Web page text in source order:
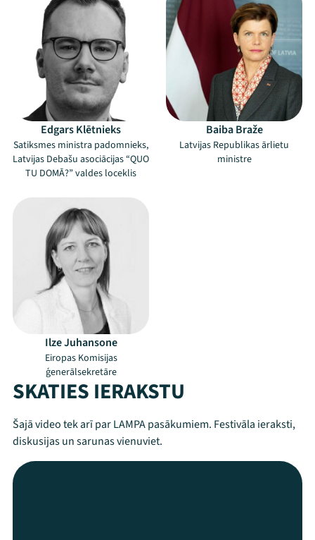
Edgars Klētnieks
Satiksmes ministra padomnieks,
Latvijas Debašu asociācijas “QUO
TU DOMĀ?” valdes loceklis
Baiba Braže
Latvijas Republikas ārlietu
ministre
Ilze Juhansone
Eiropas Komisijas
ģenerālsekretāre
SKATIES IERAKSTU
Šajā video tek arī par LAMPA pasākumiem. Festivāla ieraksti,
diskusijas un sarunas vienuviet.